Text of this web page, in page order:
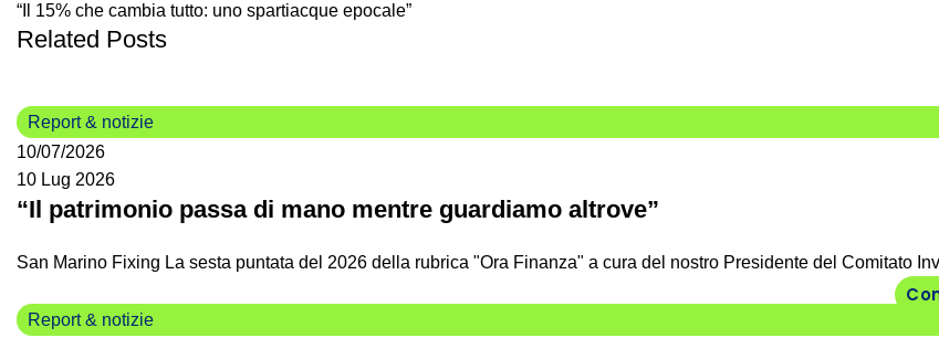
“Il 15% che cambia tutto: uno spartiacque epocale”
Related Posts
Report & notizie
10/07/2026
10 Lug 2026
“Il patrimonio passa di mano mentre guardiamo altrove”
San Marino Fixing La sesta puntata del 2026 della rubrica "Ora Finanza" a cura del nostro Presidente del Comitato
Report & notizie